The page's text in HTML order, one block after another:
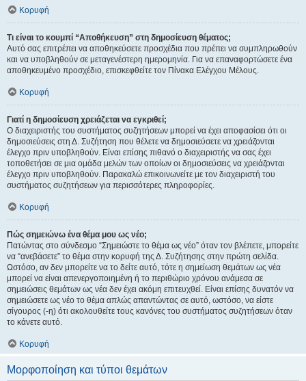
Κορυφή
Τι είναι το κουμπί “Αποθήκευση” στη δημοσίευση θέματος;
Αυτό σας επιτρέπει να αποθηκεύσετε προσχέδια που πρέπει να συμπληρωθούν
και να υποβληθούν σε μεταγενέστερη ημερομηνία. Για να επαναφορτώσετε ένα
αποθηκευμένο προσχέδιο, επισκεφθείτε τον Πίνακα Ελέγχου Μέλους.
Κορυφή
Γιατί η δημοσίευση χρειάζεται να εγκριθεί;
Ο διαχειριστής του συστήματος συζητήσεων μπορεί να έχει αποφασίσει ότι οι
δημοσιεύσεις στη Δ. Συζήτηση που θέλετε να δημοσιεύσετε να χρειάζονται
έλεγχο πριν υποβληθούν. Είναι επίσης πιθανό ο διαχειριστής να σας έχει
τοποθετήσει σε μια ομάδα μελών των οποίων οι δημοσιεύσεις να χρειάζονται
έλεγχο πριν υποβληθούν. Παρακαλώ επικοινωνείτε με τον διαχειριστή του
συστήματος συζητήσεων για περισσότερες πληροφορίες.
Κορυφή
Πώς σημειώνω ένα θέμα μου ως νέο;
Πατώντας στο σύνδεσμο “Σημειώστε το θέμα ως νέο” όταν τον βλέπετε, μπορείτε
να “ανεβάσετε” το θέμα στην κορυφή της Δ. Συζήτησης στην πρώτη σελίδα.
Ωστόσο, αν δεν μπορείτε να το δείτε αυτό, τότε η σημείωση θεμάτων ως νέα
μπορεί να είναι απενεργοποιημένη ή το περιθώριο χρόνου ανάμεσα σε
σημειώσεις θεμάτων ως νέα δεν έχει ακόμη επιτευχθεί. Είναι επίσης δυνατόν να
σημειώσετε ως νέο το θέμα απλώς απαντώντας σε αυτό, ωστόσο, να είστε
σίγουρος (-η) ότι ακολουθείτε τους κανόνες του συστήματος συζητήσεων όταν
το κάνετε αυτό.
Κορυφή
Μορφοποίηση και τύποι θεμάτων